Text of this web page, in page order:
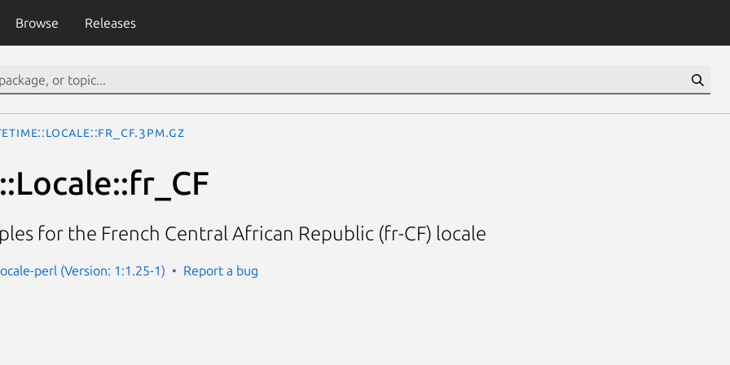
Browse Releases
for the French Central African Republic (fr-CF) locale
perl (Version: 1:1.25-1) Report a bug